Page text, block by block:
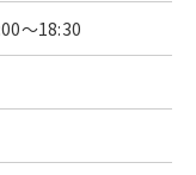
～18:30